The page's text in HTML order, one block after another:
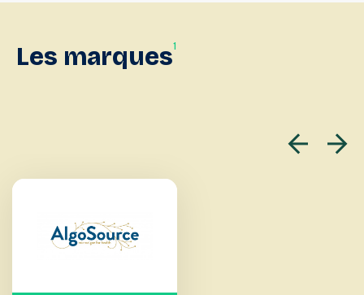
Les marques1